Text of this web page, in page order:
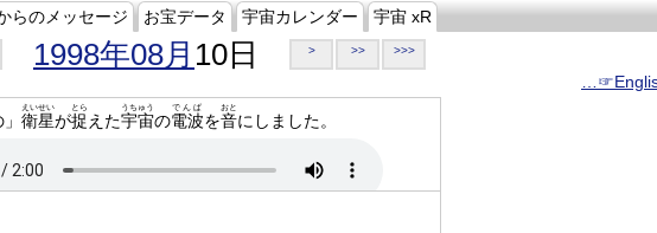
らのメッセージ お宝データ 宇宙カレンダー 宇宙 xR
1998年08月 10日 > >> >>>
衛星
えいせい
が捉
とら
えた宇宙
うちゅう
の電波
でんぱ
を音
おと
にしました。